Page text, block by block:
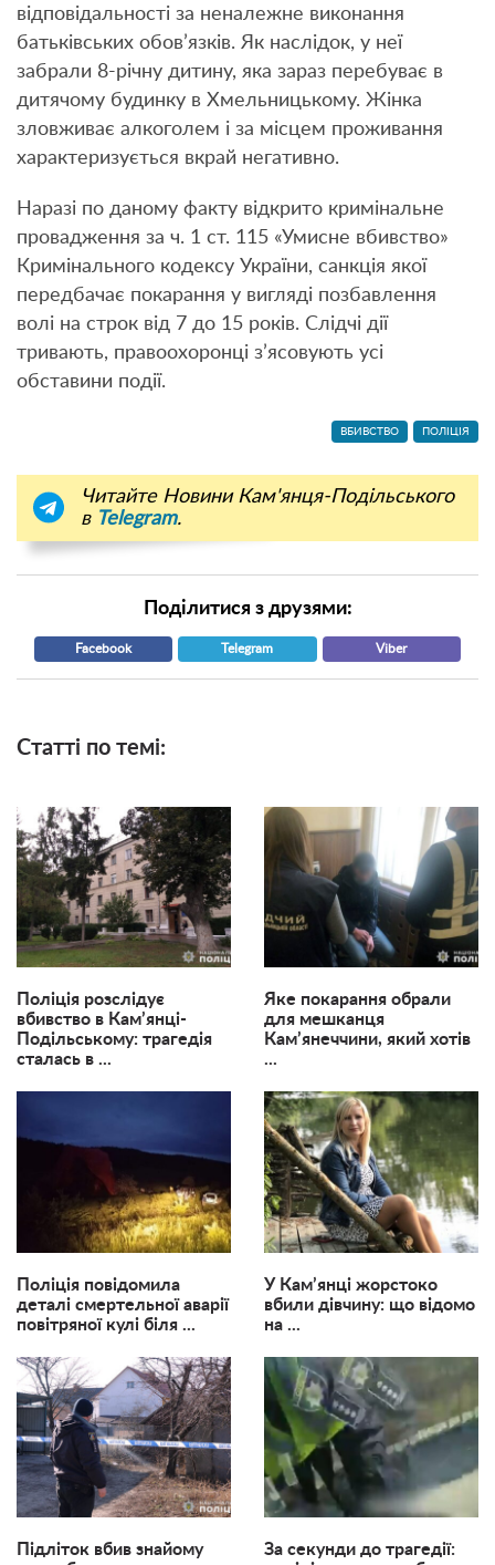
відповідальності за неналежне виконання
батьківських обов’язків. Як наслідок, у неї
забрали 8-річну дитину, яка зараз перебуває в
дитячому будинку в Хмельницькому. Жінка
зловживає алкоголем і за місцем проживання
характеризується вкрай негативно.
Наразі по даному факту відкрито кримінальне
провадження за ч. 1 ст. 115 «Умисне вбивство»
Кримінального кодексу України, санкція якої
передбачає покарання у вигляді позбавлення
волі на строк від 7 до 15 років. Слідчі дії
тривають, правоохоронці з’ясовують усі
обставини події.
ВБИВСТВО ПОЛІЦІЯ
Читайте Новини Кам'янця-Подільського
в Telegram.
Поділитися з друзями:
Facebook Telegram Viber
Статті по темі:
Поліція розслідує
вбивство в Кам’янці-
Подільському: трагедія
сталась в ...
Яке покарання обрали
для мешканця
Кам’янеччини, який хотів
...
Поліція повідомила
деталі смертельної аварії
повітряної кулі біля ...
У Кам’янці жорстоко
вбили дівчину: що відомо
на ...
Підліток вбив знайому
За секунди до трагедії: